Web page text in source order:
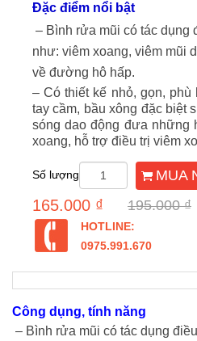
Đặc điểm nổi bật
– Bình rửa mũi có tác dụng
như: viêm xoang, viêm mũi
về đường hô hấp.
– Có thiết kế nhỏ, gọn,
tay cầm, bầu xông đặc biệt
sóng dao động đưa những
xoang, hỗ trợ điều trị viêm
Số lượng MUA
165.000 ₫ 195.000 ₫
HOTLINE:
0975.991.670
Công dụng, tính năng
– Bình rửa mũi có tác dụng